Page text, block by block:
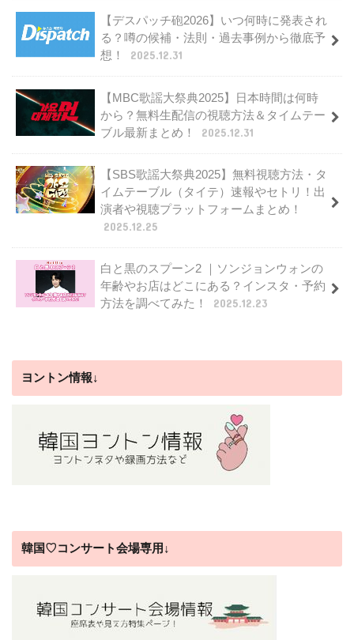
【デスパッチ砲2026】いつ何時に発表され
る？噂の候補・法則・過去事例から徹底予
想！
2025.12.31
【MBC歌謡大祭典2025】日本時間は何時
から？無料生配信の視聴方法＆タイムテー
ブル最新まとめ！
2025.12.31
【SBS歌謡大祭典2025】無料視聴方法・タ
イムテーブル（タイテ）速報やセトリ！出
演者や視聴プラットフォームまとめ！
2025.12.25
白と黒のスプーン2 ｜ソンジョンウォンの
年齢やお店はどこにある？インスタ・予約
方法を調べてみた！
2025.12.23
ヨントン情報↓
韓国♡コンサート会場専用↓